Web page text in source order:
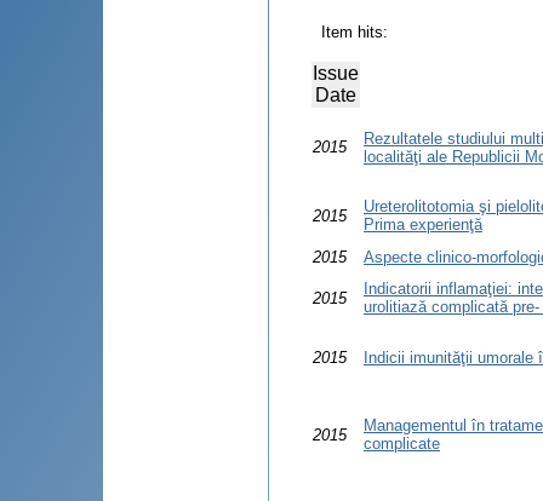
Item hits:
Issue
Date
2015
Rezultatele studiului
localităţi ale Republicii
2015
Ureterolitotomia şi
Prima experienţă
2015
Aspecte clinico-
2015
Indicatorii inflamaţiei:
urolitiază complicată
2015 Indicii imunităţii umorale
2015
Managementul în
complicate